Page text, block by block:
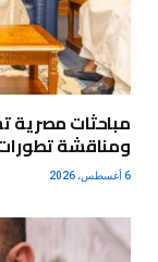
مباحثات مصرية
ومناقشة
6 أغسطس، 2026